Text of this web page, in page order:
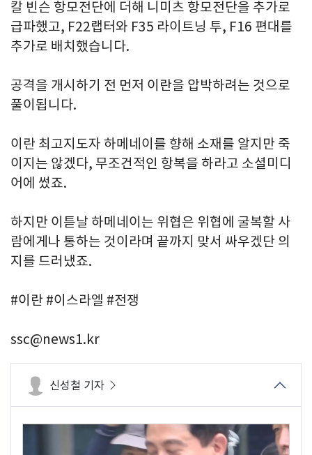
칼 빈슨 항모전단에 더해 니미츠 항모전단을 추가로
급파했고, F22랩터와 F35 라이트닝 투, F16 편대를
추가로 배치했습니다.
공격을 개시하기 전 먼저 이란을 압박하려는 것으로
풀이됩니다.
이란 최고지도자 하메네이를 향해 소재를 알지만 죽
이지는 않겠다, 무조건적인 항복을 하라고 소셜미디
어에 썼죠.
하지만 이튿날 하메네이는 위협은 위협에 굴복할 사
람에게나 통하는 것이라며 끝까지 맞서 싸우겠단 의
지를 드러냈죠.
#이란 #이스라엘 #전쟁
ssc@news1.kr
신성철 기자